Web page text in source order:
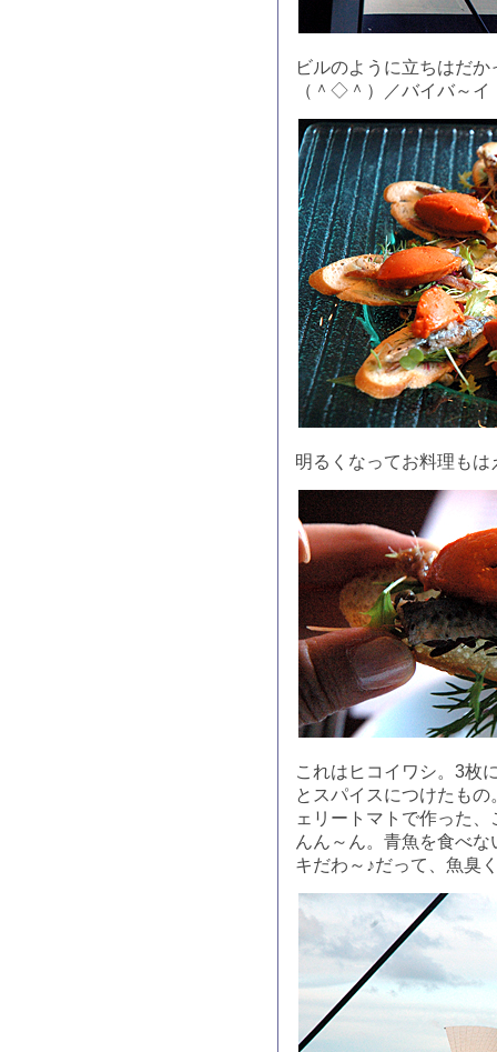
ビルのように立ちはだ
（＾◇＾）／バイバ～イ
明るくなってお料理もは
これはヒコイワシ。3枚
とスパイスにつけたも
ェリートマトで作った
んん～ん。青魚を食べ
キだわ～♪だって、魚臭